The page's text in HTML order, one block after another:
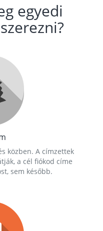
egyedi
közben. A címzettek
a cél fiókod címe
sem később.